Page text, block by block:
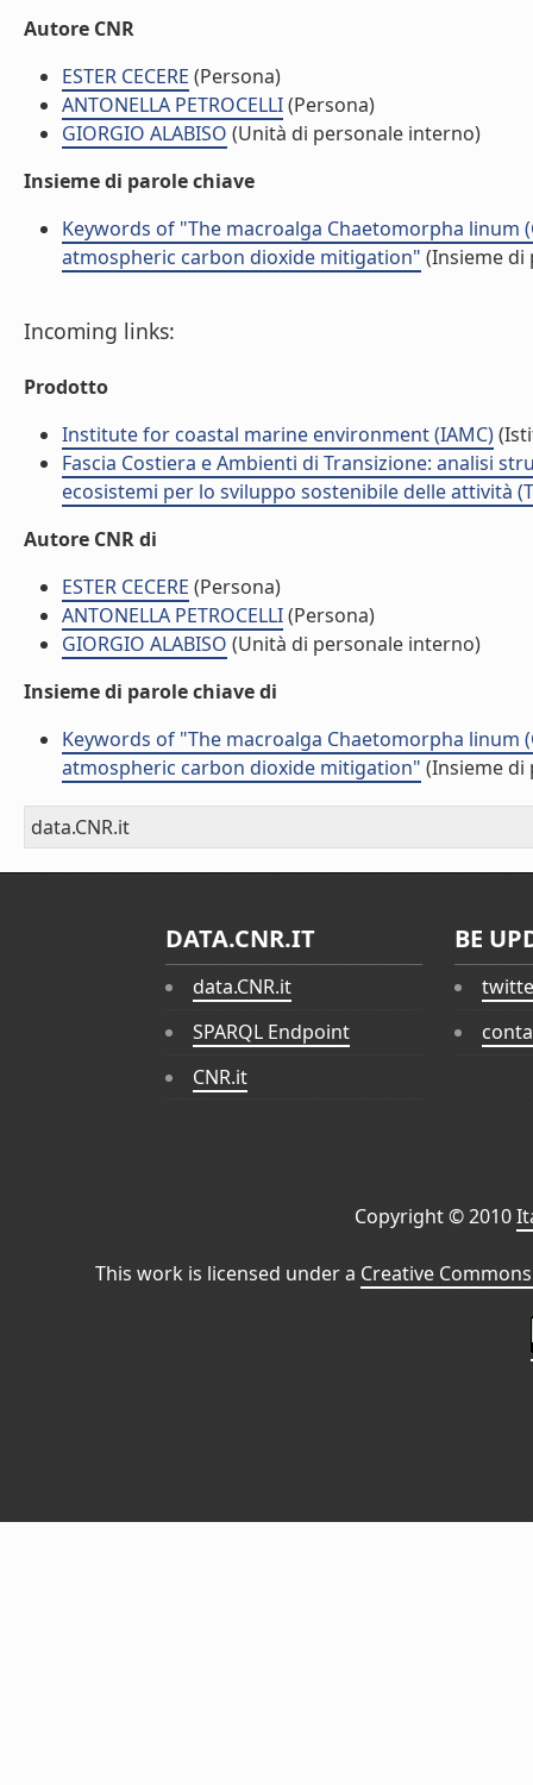
Autore CNR
ESTER CECERE (Persona)
ANTONELLA PETROCELLI(Persona)
GIORGIO ALABISO (Unità di personale interno)
Insieme di parole chiave
Keywords of "The macroalga Chaetomorpha
atmospheric carbon dioxide mitigation" (Insieme di
Incoming links:
Prodotto
Institute for coastal marine environment (IAMC)
Fascia Costiera e Ambienti di Transizione: analisi
ecosistemi per lo sviluppo sostenibile delle attività
Autore CNR di
ESTER CECERE (Persona)
ANTONELLA PETROCELLI(Persona)
GIORGIO ALABISO (Unità di personale interno)
Insieme di parole chiave di
Keywords of "The macroalga Chaetomorpha
atmospheric carbon dioxide mitigation" (Insieme di
data.CNR.it
DATA.CNR.IT
data.CNR.it
SPARQL Endpoint
CNR.it
BE
Copyright © 2010
This work is licensed under a Creative